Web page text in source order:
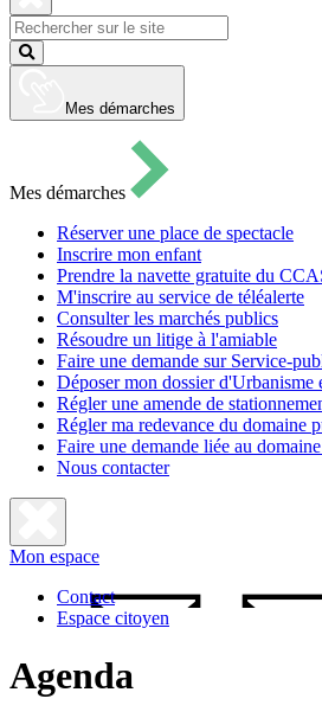
ouvrir
le
formulaire
Fermer
la
recherche
Lancer
la
Mes démarches
Mes démarches
Réserver une place de spectacle
Inscrire mon enfant
Prendre la navette gratuite du
M'inscrire au service de téléalerte
Consulter les marchés publics
Résoudre un litige à l'amiable
Faire une demande sur Service-
Déposer mon dossier d'Urbanisme
Régler une amende de
Régler ma redevance du domaine
Faire une demande liée au
Nous contacter
Fermer
la
Mon espace
Contact
Espace citoyen
Agenda